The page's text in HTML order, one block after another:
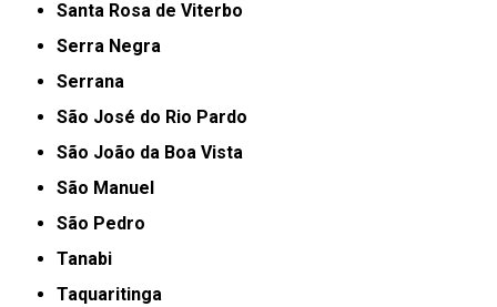
Santa Rosa de Viterbo
Serra Negra
Serrana
São José do Rio Pardo
São João da Boa Vista
São Manuel
São Pedro
Tanabi
Taquaritinga